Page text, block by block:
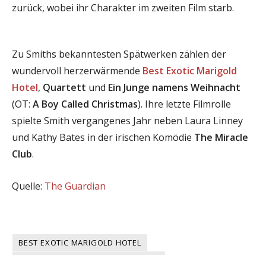
zurück, wobei ihr Charakter im zweiten Film starb.
Zu Smiths bekanntesten Spätwerken zählen der
wundervoll herzerwärmende Best Exotic Marigold
Hotel, Quartett und Ein Junge namens Weihnacht
(OT: A Boy Called Christmas). Ihre letzte Filmrolle
spielte Smith vergangenes Jahr neben Laura Linney
und Kathy Bates in der irischen Komödie The Miracle
Club.
Quelle: The Guardian
BEST EXOTIC MARIGOLD HOTEL